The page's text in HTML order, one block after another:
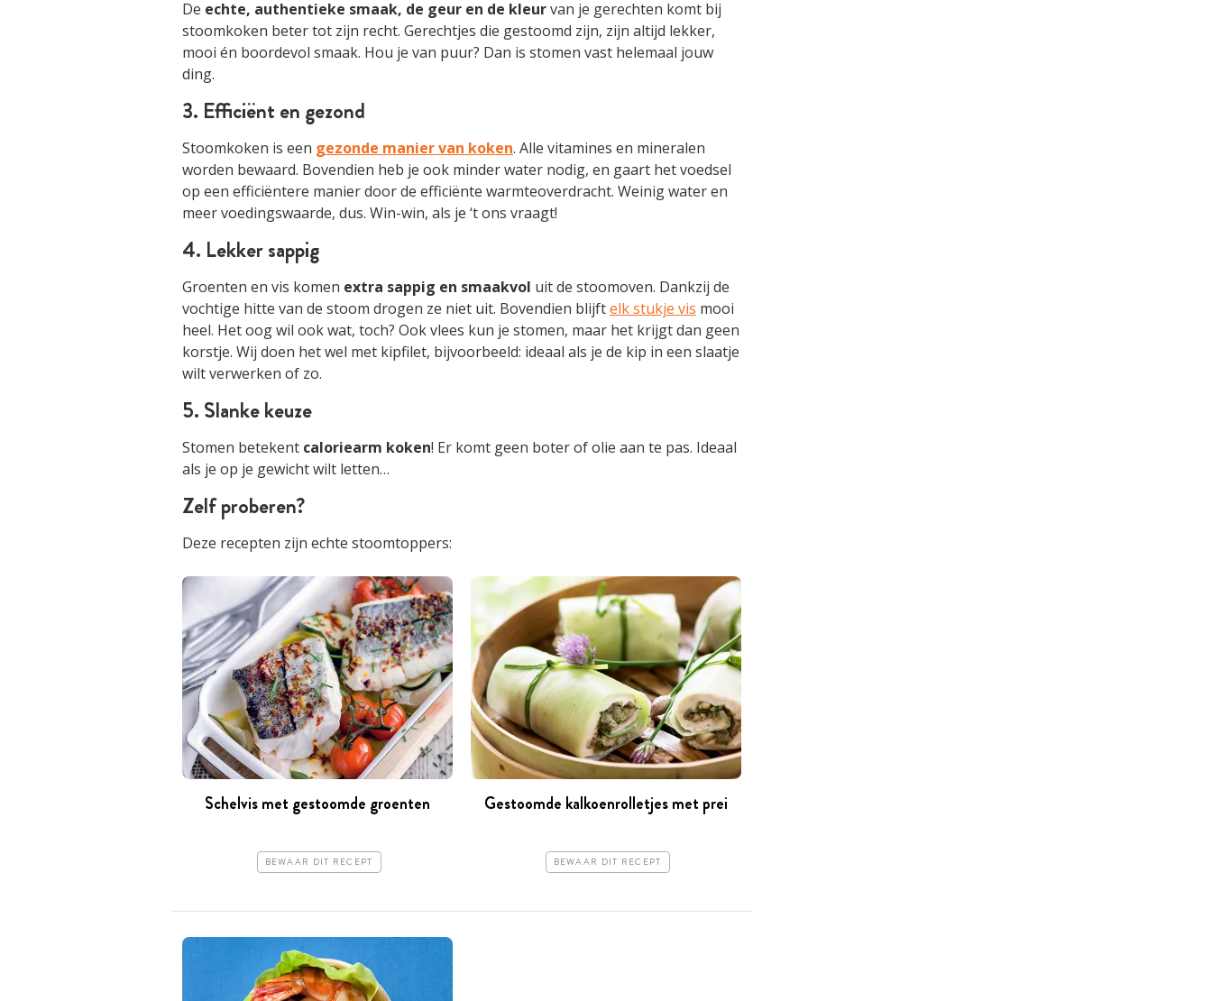
De echte, authentieke smaak, de geur en de kleurvan je gerechten komt bij
stoomkoken beter tot zijn recht. Gerechtjes die gestoomd zijn, zijn altijd lekker,
mooi én boordevol smaak. Hou je van puur? Dan is stomen vast helemaal jouw
ding.
3. Efficiënt en gezond
Stoomkoken is een gezonde manier van koken. Alle vitamines en mineralen
worden bewaard. Bovendien heb je ook minder water nodig, en gaart het voedsel
op een efficiëntere manier door de efficiënte warmteoverdracht. Weinig water en
meer voedingswaarde, dus. Win-win, als je ‘t ons vraagt!
4. Lekker sappig
Groenten en vis komen extra sappig en smaakvol uit de stoomoven. Dankzij de
vochtige hitte van de stoom drogen ze niet uit. Bovendien blijftelk stukje vis mooi
heel. Het oog wil ook wat, toch? Ook vlees kun je stomen, maar het krijgt dan geen
korstje. Wij doen het wel met kipfilet, bijvoorbeeld: ideaal als je de kip in een slaatje
wilt verwerken of zo.
5. Slanke keuze
Stomen betekent caloriearm koken! Er komt geen boter of olie aan te pas. Ideaal
als je op je gewicht wilt letten…
Zelf proberen?
Deze recepten zijn echte stoomtoppers:
Schelvis met gestoomde groenten
BEWAAR DIT RECEPT
Gestoomde kalkoenrolletjes met prei
BEWAAR DIT RECEPT